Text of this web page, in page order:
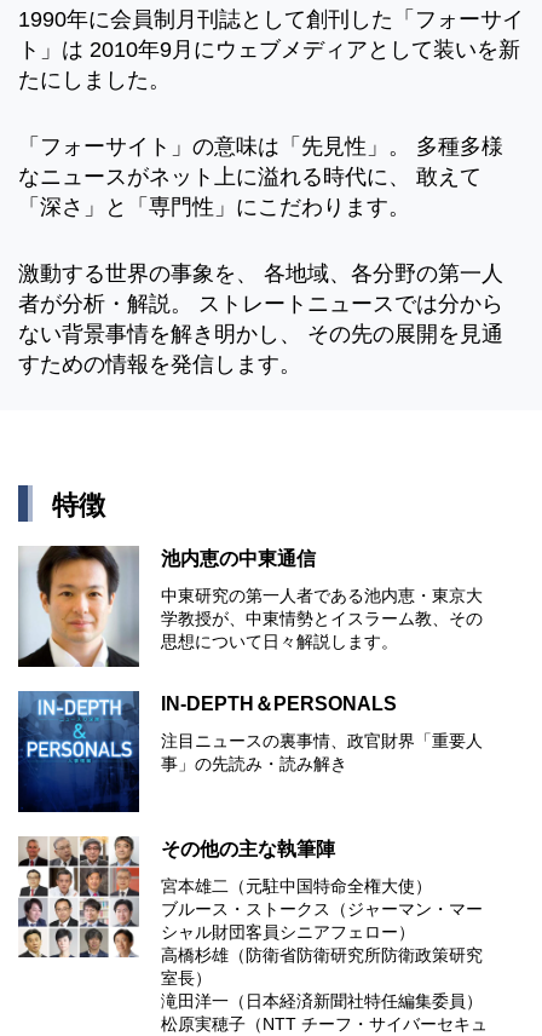
1990年に会員制月刊誌として創刊した「フォーサイ
ト」は 2010年9月にウェブメディアとして装いを新
たにしました。
「フォーサイト」の意味は「先見性」。 多種多様
なニュースがネット上に溢れる時代に、 敢えて
「深さ」と「専門性」にこだわります。
激動する世界の事象を、 各地域、各分野の第一人
者が分析・解説。 ストレートニュースでは分から
ない背景事情を解き明かし、 その先の展開を見通
すための情報を発信します。
特徴
池内恵の中東通信
中東研究の第⼀⼈者である池内恵・東京⼤
学教授が、中東情勢とイスラーム教、その
思想について⽇々解説します。
IN-DEPTH＆PERSONALS
注目ニュースの裏事情、政官財界「重要人
事」の先読み・読み解き
その他の主な執筆陣
宮本雄二（元駐中国特命全権大使）
ブルース・ストークス（ジャーマン・マー
シャル財団客員シニアフェロー）
高橋杉雄（防衛省防衛研究所防衛政策研究
室長）
滝田洋一（日本経済新聞社特任編集委員）
松原実穂子（NTT チーフ・サイバーセキュ